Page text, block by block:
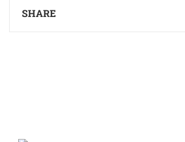
SHARE